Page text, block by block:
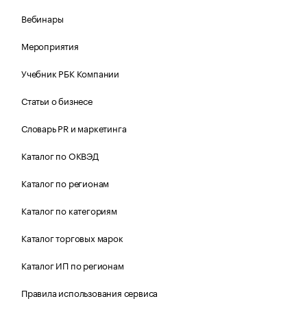
Вебинары
Мероприятия
Учебник РБК Компании
Статьи о бизнесе
Словарь PR и маркетинга
Каталог по ОКВЭД
Каталог по регионам
Каталог по категориям
Каталог торговых марок
Каталог ИП по регионам
Правила использования сервиса